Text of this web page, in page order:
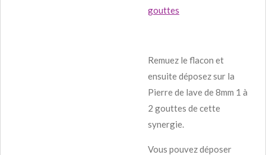
gouttes
Remuez le flacon et
ensuite déposez sur la
Pierre de lave de 8mm 1 à
2 gouttes de cette
synergie.
Vous pouvez déposer